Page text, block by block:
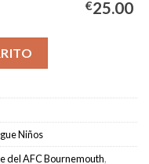
€25.00
Equipación Niños 2025/
Niños
del AFC Bournemouth,